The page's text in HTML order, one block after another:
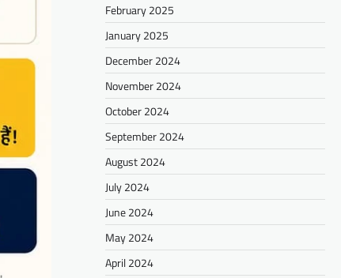
February 2025
January 2025
December 2024
November 2024
October 2024
September 2024
August 2024
July 2024
June 2024
May 2024
April 2024